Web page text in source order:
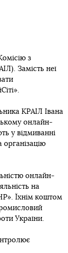
з
Замість неї
КРАІЛ Івана
онлайн-
у відмиванні
організацію
онлайн-
на
Їхнім коштом
України.